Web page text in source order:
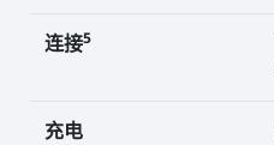
连接5
充电